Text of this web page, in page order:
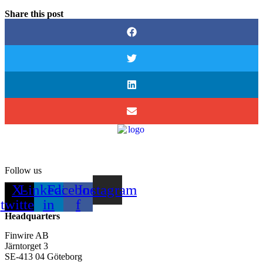
Share this post
Follow us
X-
twitter
Linkedin-
in
Facebook-
f
Instagram
Headquarters
Finwire AB
Järntorget 3
SE-413 04 Göteborg